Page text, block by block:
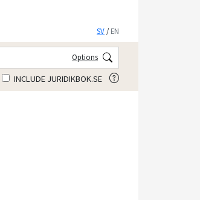
SV /EN
Options
INCLUDE JURIDIKBOK.SE